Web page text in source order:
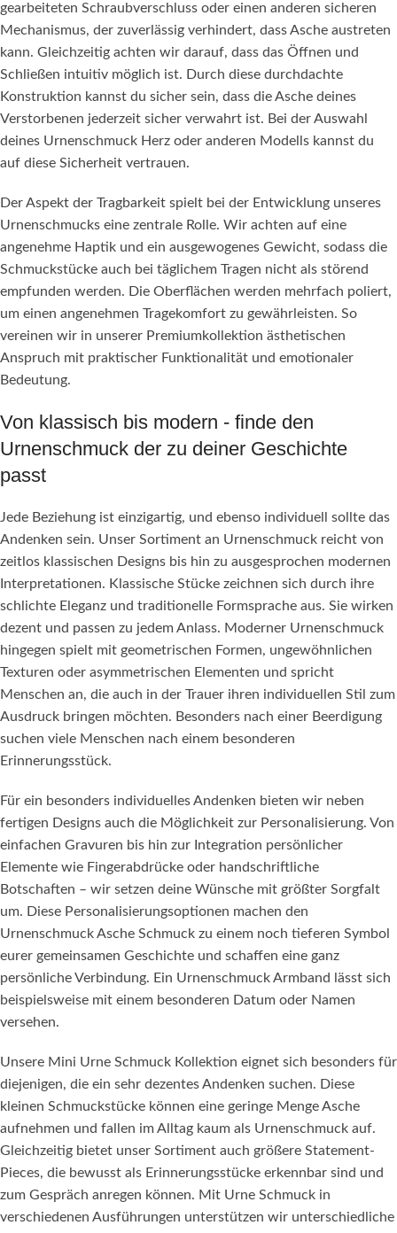
gearbeiteten Schraubverschluss oder einen anderen sicheren
Mechanismus, der zuverlässig verhindert, dass Asche austreten
kann. Gleichzeitig achten wir darauf, dass das Öffnen und
Schließen intuitiv möglich ist. Durch diese durchdachte
Konstruktion kannst du sicher sein, dass die Asche deines
Verstorbenen jederzeit sicher verwahrt ist. Bei der Auswahl
deines Urnenschmuck Herz oder anderen Modells kannst du
auf diese Sicherheit vertrauen.
Der Aspekt der Tragbarkeit spielt bei der Entwicklung unseres
Urnenschmucks eine zentrale Rolle. Wir achten auf eine
angenehme Haptik und ein ausgewogenes Gewicht, sodass die
Schmuckstücke auch bei täglichem Tragen nicht als störend
empfunden werden. Die Oberflächen werden mehrfach poliert,
um einen angenehmen Tragekomfort zu gewährleisten. So
vereinen wir in unserer Premiumkollektion ästhetischen
Anspruch mit praktischer Funktionalität und emotionaler
Bedeutung.
Von klassisch bis modern - finde den
Urnenschmuck der zu deiner Geschichte
passt
Jede Beziehung ist einzigartig, und ebenso individuell sollte das
Andenken sein. Unser Sortiment an Urnenschmuck reicht von
zeitlos klassischen Designs bis hin zu ausgesprochen modernen
Interpretationen. Klassische Stücke zeichnen sich durch ihre
schlichte Eleganz und traditionelle Formsprache aus. Sie wirken
dezent und passen zu jedem Anlass. Moderner Urnenschmuck
hingegen spielt mit geometrischen Formen, ungewöhnlichen
Texturen oder asymmetrischen Elementen und spricht
Menschen an, die auch in der Trauer ihren individuellen Stil zum
Ausdruck bringen möchten. Besonders nach einer Beerdigung
suchen viele Menschen nach einem besonderen
Erinnerungsstück.
Für ein besonders individuelles Andenken bieten wir neben
fertigen Designs auch die Möglichkeit zur Personalisierung. Von
einfachen Gravuren bis hin zur Integration persönlicher
Elemente wie Fingerabdrücke oder handschriftliche
Botschaften – wir setzen deine Wünsche mit größter Sorgfalt
um. Diese Personalisierungsoptionen machen den
Urnenschmuck Asche Schmuck zu einem noch tieferen Symbol
eurer gemeinsamen Geschichte und schaffen eine ganz
persönliche Verbindung. Ein Urnenschmuck Armband lässt sich
beispielsweise mit einem besonderen Datum oder Namen
versehen.
Unsere Mini Urne Schmuck Kollektion eignet sich besonders für
diejenigen, die ein sehr dezentes Andenken suchen. Diese
kleinen Schmuckstücke können eine geringe Menge Asche
aufnehmen und fallen im Alltag kaum als Urnenschmuck auf.
Gleichzeitig bietet unser Sortiment auch größere Statement-
Pieces, die bewusst als Erinnerungsstücke erkennbar sind und
zum Gespräch anregen können. Mit Urne Schmuck in
verschiedenen Ausführungen unterstützen wir unterschiedliche